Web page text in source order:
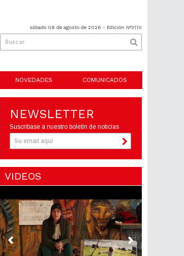
sábado 08 de agosto de 2026 - Edición Nº3110
NOVEDADES COMUNICADOS
NEWSLETTER
Suscríbase a nuestro boletín de noticias
VIDEOS